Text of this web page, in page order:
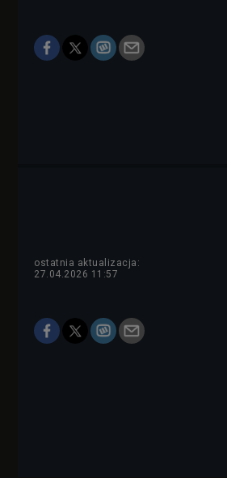
ostatnia aktualizacja:
27.04.2026 11:57